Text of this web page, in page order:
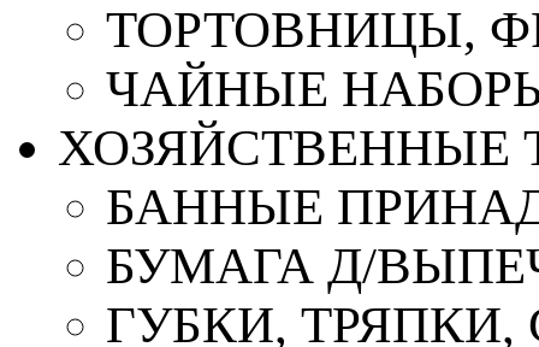
ТОРТОВНИЦЫ,
ЧАЙНЫЕ
ХОЗЯЙСТВЕННЫЕ
БАННЫЕ
БУМАГА Д/
ГУБКИ,